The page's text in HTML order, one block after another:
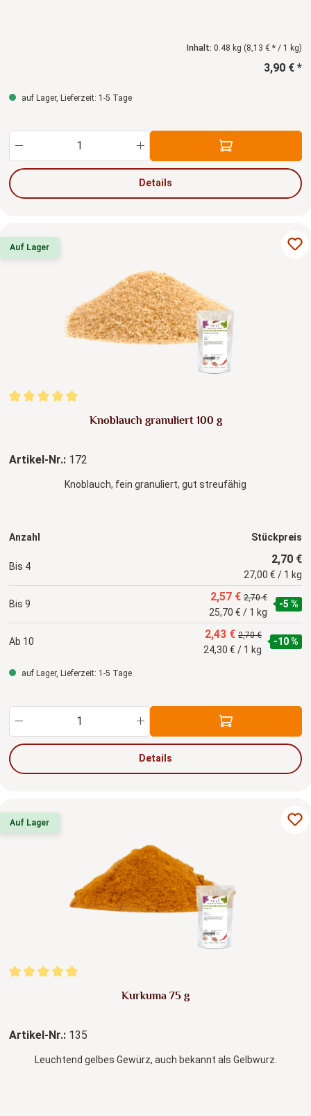
Inhalt: 0.48 kg (8,13 € * / 1 kg)
3,90 € *
auf Lager, Lieferzeit: 1-5 Tage
Produkt Anzahl: Gib den gewünschten Wert
Details
Auf Lager
Durchschnittliche Bewertung von 5 von 5 Sternen
Knoblauch granuliert 100 g
Artikel-Nr.: 172
Knoblauch, fein granuliert, gut streufähig
Anzahl Stückpreis
Bis 4
2,70 €
27,00 € / 1 kg
Bis 9
2,57 € 2,70 €
25,70 € / 1 kg
-5 %
Ab 10
2,43 € 2,70 €
24,30 € / 1 kg
-10 %
auf Lager, Lieferzeit: 1-5 Tage
Produkt Anzahl: Gib den gewünschten Wert
Details
Auf Lager
Durchschnittliche Bewertung von 4.94 von 5 Sternen
Kurkuma 75 g
Artikel-Nr.: 135
Leuchtend gelbes Gewürz, auch bekannt als Gelbwurz.